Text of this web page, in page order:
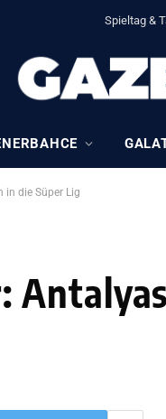
Spieltag &
in die Süper Lig